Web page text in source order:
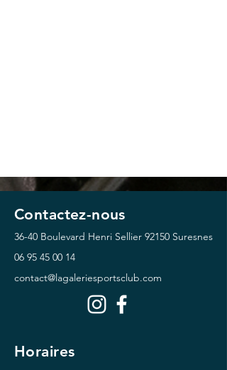
Contactez-nous
36-40 Boulevard Henri Sellier 92150 Suresnes
06 95 45 00 14
contact@lagaleriesportsclub.com
Horaires